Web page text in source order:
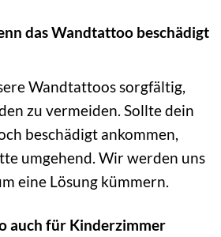
das Wandtattoo beschädigt
Wandtattoos sorgfältig,
zu vermeiden. Sollte dein
beschädigt ankommen,
umgehend. Wir werden uns
eine Lösung kümmern.
auch für Kinderzimmer